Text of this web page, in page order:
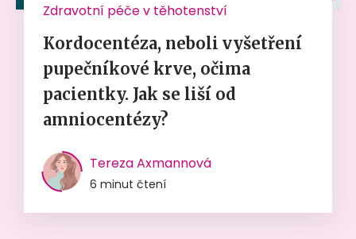
Zdravotní péče v těhotenství
Kordocentéza, neboli vyšetření
pupečníkové krve, očima
pacientky. Jak se liší od
amniocentézy?
Tereza Axmannová
6 minut čtení